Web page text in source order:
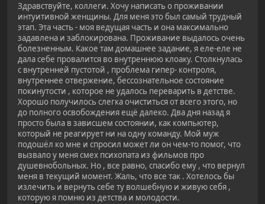
Здравствуйте, коллеги. Хочу написать о проживании
интуитивной женщины. Для меня это был самый трудный
этап. Эта часть - моя ведущая часть и она максимально
задавлена и заблокирована. Проживание выдалось очень
болезненным. Какое там домашнее задание, я еле-еле не
дала себе провалится во внутреннюю клоаку. Столкнулась
с внутренней пустотой , проблема гипер- контроля,
внутреннее отвержение, бессознательное состояние
покинутости , которое не удалось переварить в детстве.
Хорошо получилось слегка очиститься от всего этого, но
до полного освобождения ещё далеко. Два дня назад я
просто была в зависшем состоянии, как компьютер,
который не реагирует ни на одну команду. Мой муж
подошёл ко мне и спросил может ли он чем-то помог, что
вызвало у меня смех психопата из фильмов про
душевнобольных. Но , все равно, спасибо ему , что вернул
меня в текущий момент. Жаль, что все так . Хотелось бы
излечить и вернуть себе ту волшебную и живую себя ,
которую я помню из детства и молодости.